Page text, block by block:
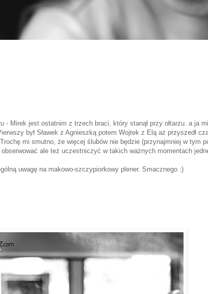
Mirek jest ostatnim z trzech braci, który stanął przy ołtarzu. a ja
był Sławek z Agnieszką potem Wojtek z Elą aż przyszedł
mi smutno, że więcej ślubów nie będzie (przynajmniej w tym
ale też uczestniczyć w takich ważnych momentach
uwagę na makowo-szczypiorkowy plener. Smacznego :)